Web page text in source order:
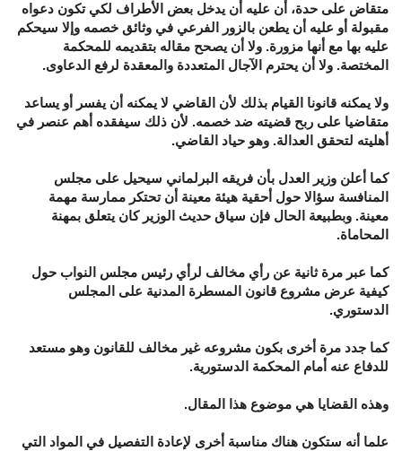
متقاض على حدة، أن عليه أن يدخل بعض الأطراف لكي تكون دعواه
مقبولة أو عليه أن يطعن بالزور الفرعي في وثائق خصمه وإلا سيحكم
عليه بها مع أنها مزورة. ولا أن يصحح مقاله بتقديمه للمحكمة
المختصة. ولا أن يحترم الآجال المتعددة والمعقدة لرفع الدعاوى.
ولا يمكنه قانونا القيام بذلك لأن القاضي لا يمكنه أن يفسر أو يساعد
متقاضيا على ربح قضيته ضد خصمه. لأن ذلك سيفقده أهم عنصر في
أهليته لتحقق العدالة. وهو حياد القاضي.
كما أعلن وزير العدل بأن فريقه البرلماني سيحيل على مجلس
المنافسة سؤالا حول أحقية هيئة معينة أن تحتكر ممارسة مهمة
معينة. وبطبيعة الحال فإن سياق حديث الوزير كان يتعلق بمهنة
المحاماة.
كما عبر مرة ثانية عن رأي مخالف لرأي رئيس مجلس النواب حول
كيفية عرض مشروع قانون المسطرة المدنية على المجلس
الدستوري.
كما جدد مرة أخرى بكون مشروعه غير مخالف للقانون وهو مستعد
للدفاع عنه أمام المحكمة الدستورية.
وهذه القضايا هي موضوع هذا المقال.
علما أنه ستكون هناك مناسبة أخرى لإعادة التفصيل في المواد التي